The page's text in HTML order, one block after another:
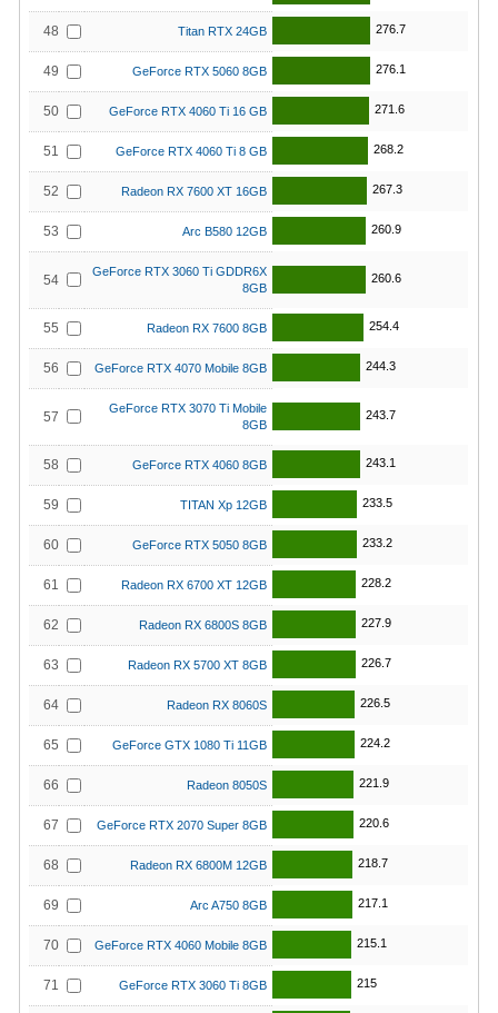
48 Titan RTX 24GB 276.7
49 GeForce RTX 5060 8GB 276.1
50 GeForce RTX 4060 Ti 16 GB 271.6
51 GeForce RTX 4060 Ti 8 GB 268.2
52 Radeon RX 7600 XT 16GB 267.3
53 Arc B580 12GB 260.9
54
GeForce RTX 3060 Ti GDDR6X
8GB
260.6
55 Radeon RX 7600 8GB 254.4
56 GeForce RTX 4070 Mobile 8GB 244.3
57
GeForce RTX 3070 Ti Mobile
8GB
243.7
58 GeForce RTX 4060 8GB 243.1
59 TITAN Xp 12GB 233.5
60 GeForce RTX 5050 8GB 233.2
61 Radeon RX 6700 XT 12GB 228.2
62 Radeon RX 6800S 8GB 227.9
63 Radeon RX 5700 XT 8GB 226.7
64 Radeon RX 8060S 226.5
65 GeForce GTX 1080 Ti 11GB 224.2
66 Radeon 8050S 221.9
67 GeForce RTX 2070 Super 8GB 220.6
68 Radeon RX 6800M 12GB 218.7
69 Arc A750 8GB 217.1
70 GeForce RTX 4060 Mobile 8GB 215.1
71 GeForce RTX 3060 Ti 8GB 215